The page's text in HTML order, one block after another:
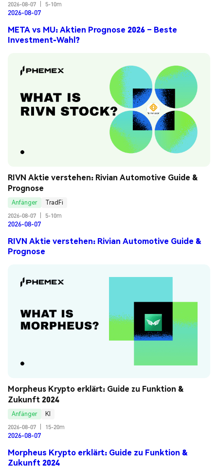
2026-08-07
5-10m
2026-08-07
META vs MU: Aktien Prognose 2026 – Beste
Investment-Wahl?
RIVN Aktie verstehen: Rivian Automotive Guide &
Prognose
Anfänger
TradFi
2026-08-07
5-10m
2026-08-07
RIVN Aktie verstehen: Rivian Automotive Guide &
Prognose
Morpheus Krypto erklärt: Guide zu Funktion &
Zukunft 2024
Anfänger
KI
2026-08-07
15-20m
2026-08-07
Morpheus Krypto erklärt: Guide zu Funktion &
Zukunft 2024